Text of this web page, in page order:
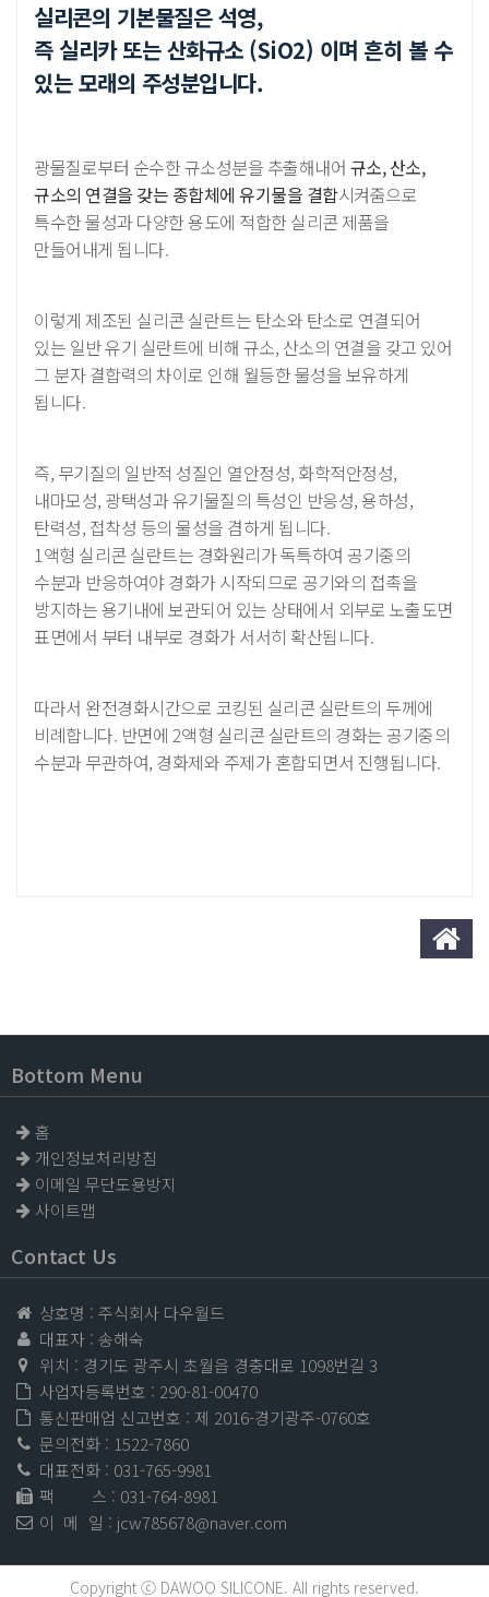
실리콘의 기본물질은 석영,
즉 실리카 또는 산화규소 (SiO2) 이며 흔히 볼 수
있는 모래의 주성분입니다.
광물질로부터 순수한 규소성분을 추출해내어 규소, 산소,
규소의 연결을 갖는 종합체에 유기물을 결합시켜줌으로
특수한 물성과 다양한 용도에 적합한 실리콘 제품을
만들어내게 됩니다.
이렇게 제조된 실리콘 실란트는 탄소와 탄소로 연결되어
있는 일반 유기 실란트에 비해 규소, 산소의 연결을 갖고 있어
그 분자 결합력의 차이로 인해 월등한 물성을 보유하게
됩니다.
즉, 무기질의 일반적 성질인 열안정성, 화학적안정성,
내마모성, 광택성과 유기물질의 특성인 반응성, 용하성,
탄력성, 접착성 등의 물성을 겸하게 됩니다.
1액형 실리콘 실란트는 경화원리가 독특하여 공기중의
수분과 반응하여야 경화가 시작되므로 공기와의 접촉을
방지하는 용기내에 보관되어 있는 상태에서 외부로 노출도면
표면에서 부터 내부로 경화가 서서히 확산됩니다.
따라서 완전경화시간으로 코킹된 실리콘 실란트의 두께에
비례합니다. 반면에 2액형 실리콘 실란트의 경화는 공기중의
수분과 무관하여, 경화제와 주제가 혼합되면서 진행됩니다.
Bottom Menu
홈
개인정보처리방침
이메일 무단도용방지
사이트맵
Contact Us
상호명 : 주식회사 다우월드
대표자 : 송해숙
위치 : 경기도 광주시 초월읍 경충대로 1098번길 3
사업자등록번호 : 290-81-00470
통신판매업 신고번호 : 제 2016-경기광주-0760호
문의전화 : 1522-7860
대표전화 : 031-765-9981
팩 스 : 031-764-8981
이 메 일 : jcw785678@naver.com
Copyright ⓒ DAWOO SILICONE. All rights reserved.